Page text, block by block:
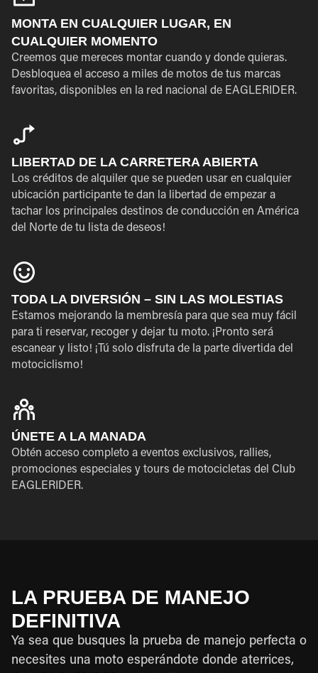
MONTA EN CUALQUIER LUGAR, EN
CUALQUIER MOMENTO
Creemos que mereces montar cuando y donde quieras.
Desbloquea el acceso a miles de motos de tus marcas
favoritas, disponibles en la red nacional de EAGLERIDER.
LIBERTAD DE LA CARRETERA ABIERTA
Los créditos de alquiler que se pueden usar en cualquier
ubicación participante te dan la libertad de empezar a
tachar los principales destinos de conducción en América
del Norte de tu lista de deseos!
TODA LA DIVERSIÓN – SIN LAS MOLESTIAS
Estamos mejorando la membresía para que sea muy fácil
para ti reservar, recoger y dejar tu moto. ¡Pronto será
escanear y listo! ¡Tú solo disfruta de la parte divertida del
motociclismo!
ÚNETE A LA MANADA
Obtén acceso completo a eventos exclusivos, rallies,
promociones especiales y tours de motocicletas del Club
EAGLERIDER.
LA PRUEBA DE MANEJO
DEFINITIVA
Ya sea que busques la prueba de manejo perfecta o
necesites una moto esperándote donde aterrices,